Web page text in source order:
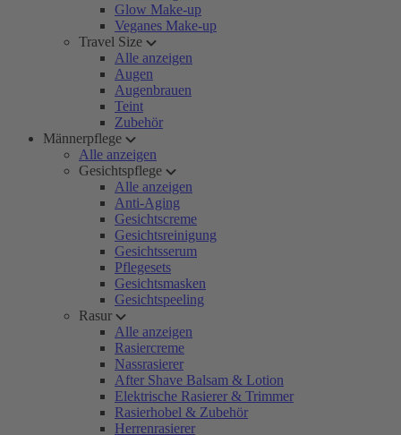
Glow Make-up
Veganes Make-up
Travel Size
Alle anzeigen
Augen
Augenbrauen
Teint
Zubehör
Männerpflege
Alle anzeigen
Gesichtspflege
Alle anzeigen
Anti-Aging
Gesichtscreme
Gesichtsreinigung
Gesichtsserum
Pflegesets
Gesichtsmasken
Gesichtspeeling
Rasur
Alle anzeigen
Rasiercreme
Nassrasierer
After Shave Balsam & Lotion
Elektrische Rasierer & Trimmer
Rasierhobel & Zubehör
Herrenrasierer